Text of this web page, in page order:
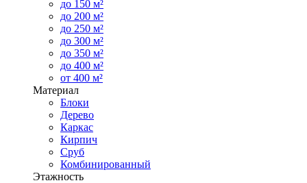
до 150 м²
до 200 м²
до 250 м²
до 300 м²
до 350 м²
до 400 м²
от 400 м²
Материал
Блоки
Дерево
Каркас
Кирпич
Сруб
Комбинированный
Этажность